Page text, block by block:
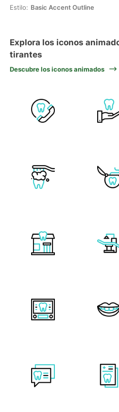
Estilo: Basic Accent Outline
Explora los iconos
tirantes
Descubre los iconos animados